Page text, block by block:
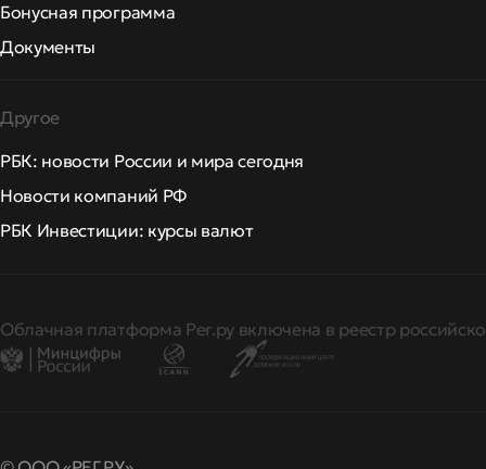
Бонусная программа
Документы
Другое
РБК: новости России и мира сегодня
Новости компаний РФ
РБК Инвестиции: курсы валют
Облачная платформа Рег.ру включена в реестр